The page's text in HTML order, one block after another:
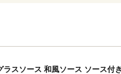
スソース 和風ソース ソース付